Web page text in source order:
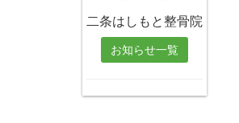
二条はしもと整骨院
お知らせ一覧